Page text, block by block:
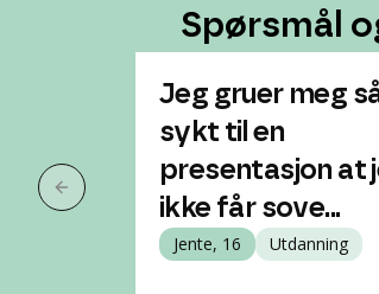
Spørsmål
Forrige slide
Jeg gruer meg
sykt til en
presentasjon at
ikke får sove...
Jente, 16 Utdanning